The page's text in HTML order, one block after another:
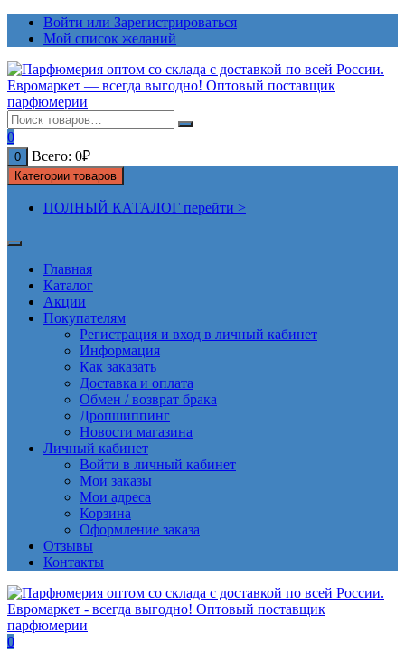
ПерейтиВойти или Зарегистрироваться
Мой список желаний
0
0 Всего: 0₽
Категории товаров
ПОЛНЫЙ КАТАЛОГ перейти >
Главная
Каталог
Акции
Покупателям
Регистрация и вход в личный кабинет
Информация
Как заказать
Доставка и оплата
Обмен / возврат брака
Дропшиппинг
Новости магазина
Личный кабинет
Войти в личный кабинет
Мои заказы
Мои адреса
Корзина
Оформление заказа
Отзывы
Контакты
0